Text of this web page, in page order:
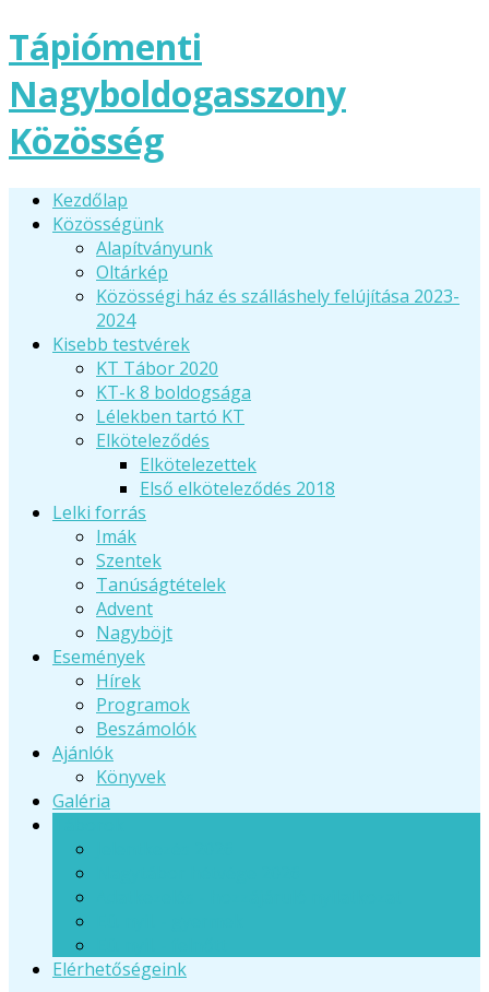
Tápiómenti
Nagyboldogasszony
Közösség
Kezdőlap
Közösségünk
Alapítványunk
Oltárkép
Közösségi ház és szálláshely felújítása 2023-
2024
Kisebb testvérek
KT Tábor 2020
KT-k 8 boldogsága
Lélekben tartó KT
Elköteleződés
Elkötelezettek
Első elköteleződés 2018
Lelki forrás
Imák
Szentek
Tanúságtételek
Advent
Nagyböjt
Események
Hírek
Programok
Beszámolók
Ajánlók
Könyvek
Galéria
Elérhetőségeink